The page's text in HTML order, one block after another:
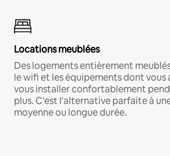
Locations meublées
Des logements entièrement
le wifi et les équipements dont vous
vous installer confortablement
plus. C'est l'alternative parfaite à
moyenne ou longue durée.